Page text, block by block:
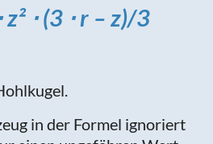
z² ⋅ (3 ⋅ r – z)/3
in der Formel ignoriert